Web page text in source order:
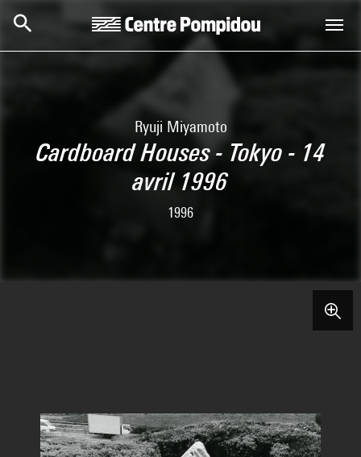
Ryuji Miyamoto
Cardboard Houses - Tokyo - 14
avril 1996
1996